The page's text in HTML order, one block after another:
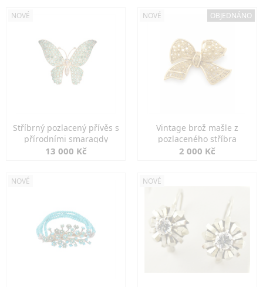
NOVÉ
Stříbrný pozlacený přívěs s
přírodními smaragdy
13 000 Kč
NOVÉ OBJEDNÁNO
Vintage brož mašle z
pozlaceného stříbra
2 000 Kč
NOVÉ NOVÉ